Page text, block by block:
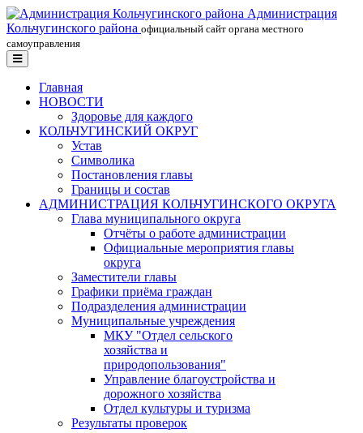
Администрация
Кольчугинского района официальный сайт органа местного
самоуправления
Главная
НОВОСТИ
Здоровье для каждого
КОЛЬЧУГИНСКИЙ ОКРУГ
Устав
Символика
Постановления главы
Границы и состав
АДМИНИСТРАЦИЯ КОЛЬЧУГИНСКОГО ОКРУГА
Глава муниципального округа
Отчёты о работе администрации
Официальные мероприятия главы
округа
Заместители главы
Графики приёма граждан
Подразделения администрации
Муниципальные учреждения
МКУ "Отдел сельского
хозяйства и
природопользования"
Управление благоустройства и
дорожного хозяйства
Отдел культуры и туризма
Результаты проверок